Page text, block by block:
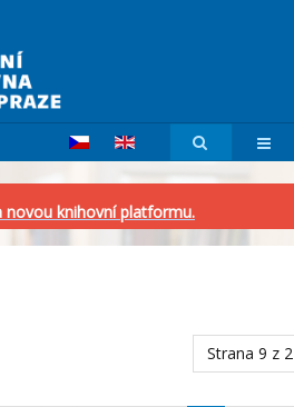
novou knihovní platformu.
Strana 9 z